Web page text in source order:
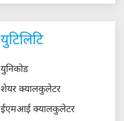
युटिलिटि
युनिकोड
शेयर क्यालकुलेटर
ईएमआई क्यालकुलेटर